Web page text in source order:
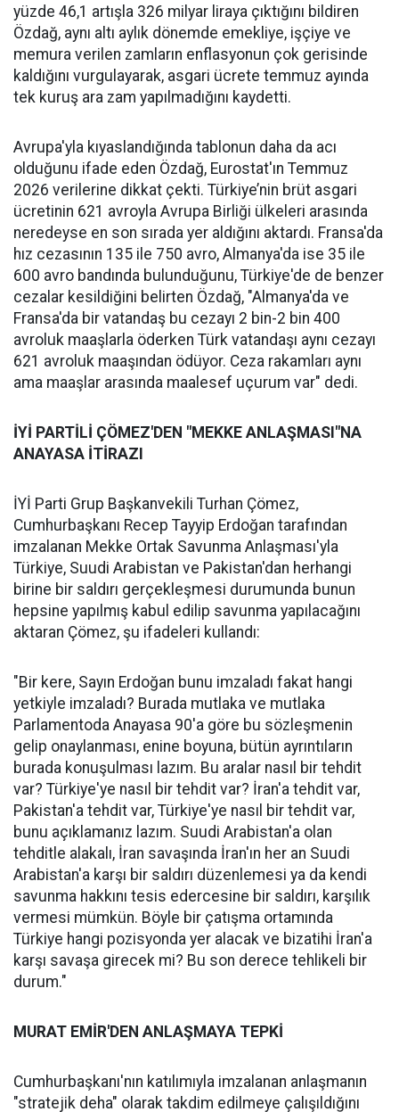
yüzde 46,1 artışla 326 milyar liraya çıktığını bildiren
Özdağ, aynı altı aylık dönemde emekliye, işçiye ve
memura verilen zamların enflasyonun çok gerisinde
kaldığını vurgulayarak, asgari ücrete temmuz ayında
tek kuruş ara zam yapılmadığını kaydetti.
Avrupa'yla kıyaslandığında tablonun daha da acı
olduğunu ifade eden Özdağ, Eurostat'ın Temmuz
2026 verilerine dikkat çekti. Türkiye’nin brüt asgari
ücretinin 621 avroyla Avrupa Birliği ülkeleri arasında
neredeyse en son sırada yer aldığını aktardı. Fransa'da
hız cezasının 135 ile 750 avro, Almanya'da ise 35 ile
600 avro bandında bulunduğunu, Türkiye'de de benzer
cezalar kesildiğini belirten Özdağ, "Almanya'da ve
Fransa'da bir vatandaş bu cezayı 2 bin-2 bin 400
avroluk maaşlarla öderken Türk vatandaşı aynı cezayı
621 avroluk maaşından ödüyor. Ceza rakamları aynı
ama maaşlar arasında maalesef uçurum var" dedi.
İYİ PARTİLİ ÇÖMEZ'DEN "MEKKE ANLAŞMASI"NA
ANAYASA İTİRAZI
İYİ Parti Grup Başkanvekili Turhan Çömez,
Cumhurbaşkanı Recep Tayyip Erdoğan tarafından
imzalanan Mekke Ortak Savunma Anlaşması'yla
Türkiye, Suudi Arabistan ve Pakistan'dan herhangi
birine bir saldırı gerçekleşmesi durumunda bunun
hepsine yapılmış kabul edilip savunma yapılacağını
aktaran Çömez, şu ifadeleri kullandı:
"Bir kere, Sayın Erdoğan bunu imzaladı fakat hangi
yetkiyle imzaladı? Burada mutlaka ve mutlaka
Parlamentoda Anayasa 90'a göre bu sözleşmenin
gelip onaylanması, enine boyuna, bütün ayrıntıların
burada konuşulması lazım. Bu aralar nasıl bir tehdit
var? Türkiye'ye nasıl bir tehdit var? İran'a tehdit var,
Pakistan'a tehdit var, Türkiye'ye nasıl bir tehdit var,
bunu açıklamanız lazım. Suudi Arabistan'a olan
tehditle alakalı, İran savaşında İran'ın her an Suudi
Arabistan'a karşı bir saldırı düzenlemesi ya da kendi
savunma hakkını tesis edercesine bir saldırı, karşılık
vermesi mümkün. Böyle bir çatışma ortamında
Türkiye hangi pozisyonda yer alacak ve bizatihi İran'a
karşı savaşa girecek mi? Bu son derece tehlikeli bir
durum."
MURAT EMİR'DEN ANLAŞMAYA TEPKİ
Cumhurbaşkanı'nın katılımıyla imzalanan anlaşmanın
"stratejik deha" olarak takdim edilmeye çalışıldığını